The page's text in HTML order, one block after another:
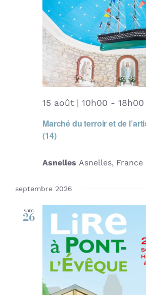
Marché du terroir et de
(14)
15 août | 10h00 - 18h00
Asnelles Asnelles, France
septembre 2026
sam
26